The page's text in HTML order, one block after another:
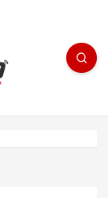
editorial